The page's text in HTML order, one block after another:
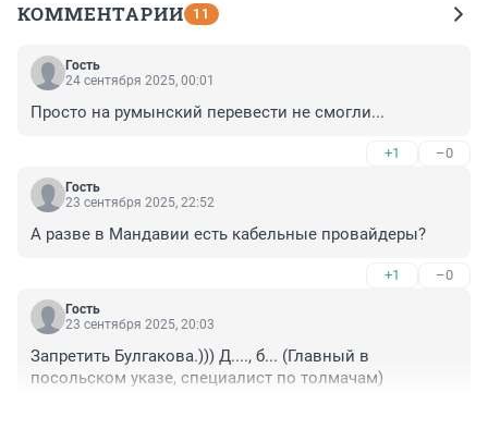
КОММЕНТАРИИ 11
Гость
24 сентября 2025, 00:01
Просто на румынский перевести не смогли...
+1 –0
Гость
23 сентября 2025, 22:52
А разве в Мандавии есть кабельные провайдеры?
+1 –0
Гость
23 сентября 2025, 20:03
Запретить Булгакова.))) Д...., б... (Главный в
посольском указе, специалист по толмачам)